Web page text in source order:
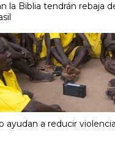
la Biblia tendrán rebaja
ayudan a reducir